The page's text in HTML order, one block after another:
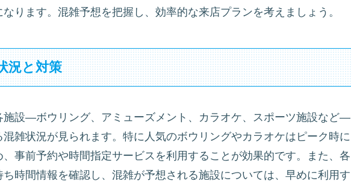
ります。混雑予想を把握し、効率的な来店プランを考えましょう。
況と対策
施設―ボウリング、アミューズメント、カラオケ、スポーツ施設など―
雑状況が見られます。特に人気のボウリングやカラオケはピーク時に
事前予約や時間指定サービスを利用することが効果的です。また、各
時間情報を確認し、混雑が予想される施設については、早めに利用す